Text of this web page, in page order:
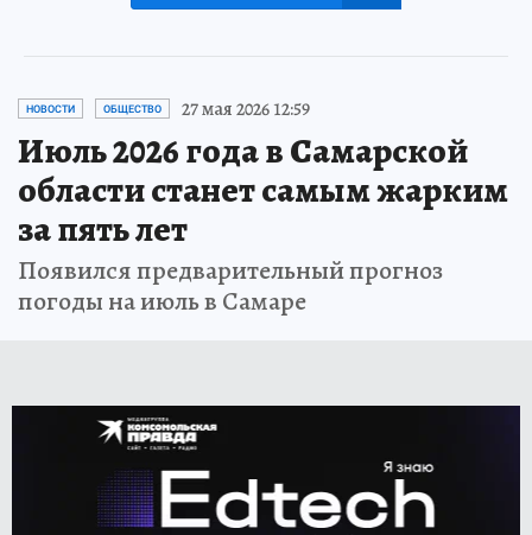
НОВОСТИ ОБЩЕСТВО 27 мая 2026 12:59
Июль 2026 года в Самарской
области станет самым жарким
за пять лет
Появился предварительный прогноз
погоды на июль в Самаре